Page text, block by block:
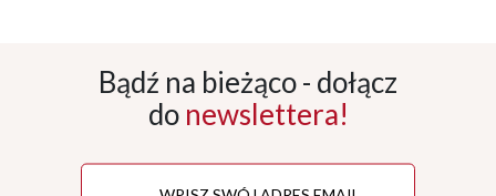
Bądź na bieżąco - dołącz
do newslettera!